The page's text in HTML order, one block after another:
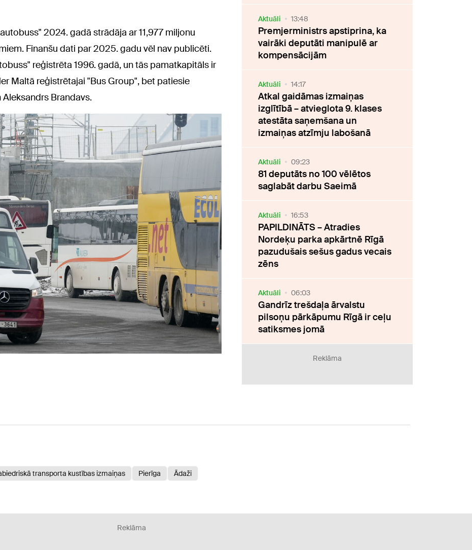
2024. gadā strādāja ar 11,977 miljonu
Finanšu dati par 2025. gadu vēl nav publicēti.
reģistrēta 1996. gadā, un tās pamatkapitāls ir
Maltā reģistrētajai "Bus Group", bet patiesie
Brandavs.
Aktuāli 13:48
Premjerministrs apstiprina, ka
vairāki deputāti manipulē ar
kompensācijām
Aktuāli 14:17
Atkal gaidāmas izmaiņas
izglītībā – atvieglota 9. klases
atestāta saņemšana un
izmaiņas atzīmju labošanā
Aktuāli 09:23
81 deputāts no 100 vēlētos
saglabāt darbu Saeimā
Aktuāli 16:53
PAPILDINĀTS – Atradies
Nordeķu parka apkārtnē Rīgā
pazudušais sešus gadus vecais
zēns
Aktuāli 06:03
Gandrīz trešdaļa ārvalstu
pilsoņu pārkāpumu Rīgā ir ceļu
satiksmes jomā
Reklāma
transporta kustības izmaiņas Pierīga Ādaži
Reklāma